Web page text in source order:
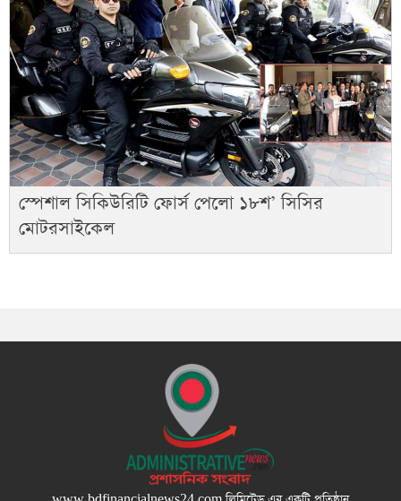
স্পেশাল সিকিউরিটি ফোর্স পেলো ১৮শ’ সিসির
মোটরসাইকেল